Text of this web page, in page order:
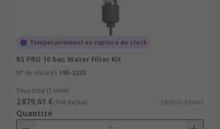
Temporairement en rupture de stock
RS PRO 10 bar, Water Filter Kit
N° de stock RS 195-2233
Sous-total (1 unité)
2 879,61 €(TVA exclue) 2 879,61 €/unité
Quantité